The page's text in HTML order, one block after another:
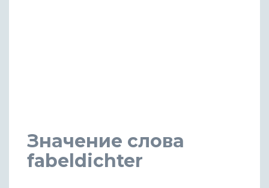
Значение слова
fabeldichter